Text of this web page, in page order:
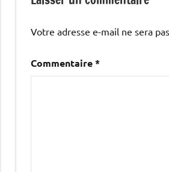
Votre adresse e-mail ne sera
Commentaire*